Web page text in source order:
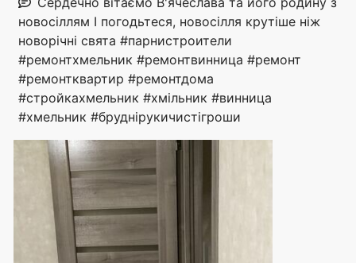
новосіллям І погодьтеся, новосілля крутіше ніж
новорічні свята #парнистроители
#ремонтхмельник #ремонтвинница #ремонт
#ремонтквартир #ремонтдома
#стройкахмельник #хмільник #винница
#хмельник #бруднірукичистігроши